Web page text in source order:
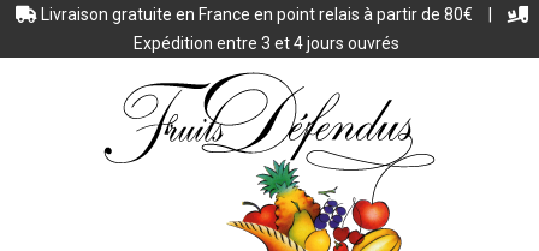
Livraison gratuite en France en point relais à partir de 80€
Expédition entre 3 et 4 jours ouvrés